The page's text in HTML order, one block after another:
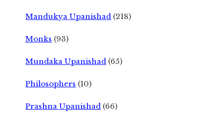
Mandukya Upanishad (218)
Monks (93)
Mundaka Upanishad (65)
Philosophers (10)
Prashna Upanishad (66)